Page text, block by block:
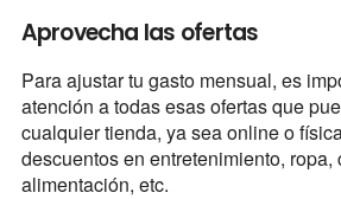
Aprovecha las ofertas
Para ajustar tu gasto mensual, es
atención a todas esas ofertas que
cualquier tienda, ya sea online o
descuentos en entretenimiento, ropa,
alimentación, etc.